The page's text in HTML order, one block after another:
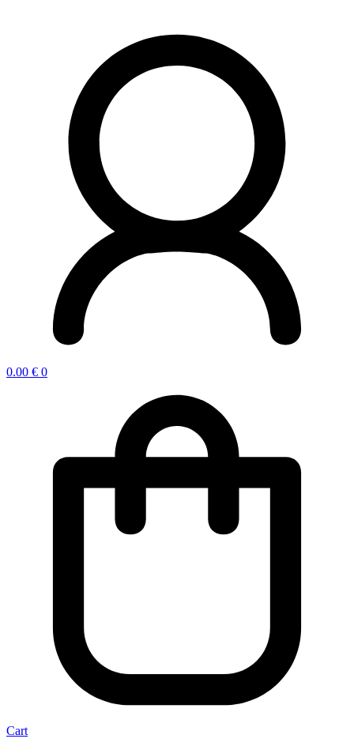
0.00 € 0
Cart